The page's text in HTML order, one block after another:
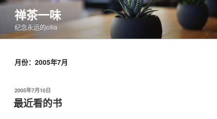
跳
容
禅茶一味
纪念永远的cilia
月份：2005年7月
发
布
于
2005年7月10日
最近看的书